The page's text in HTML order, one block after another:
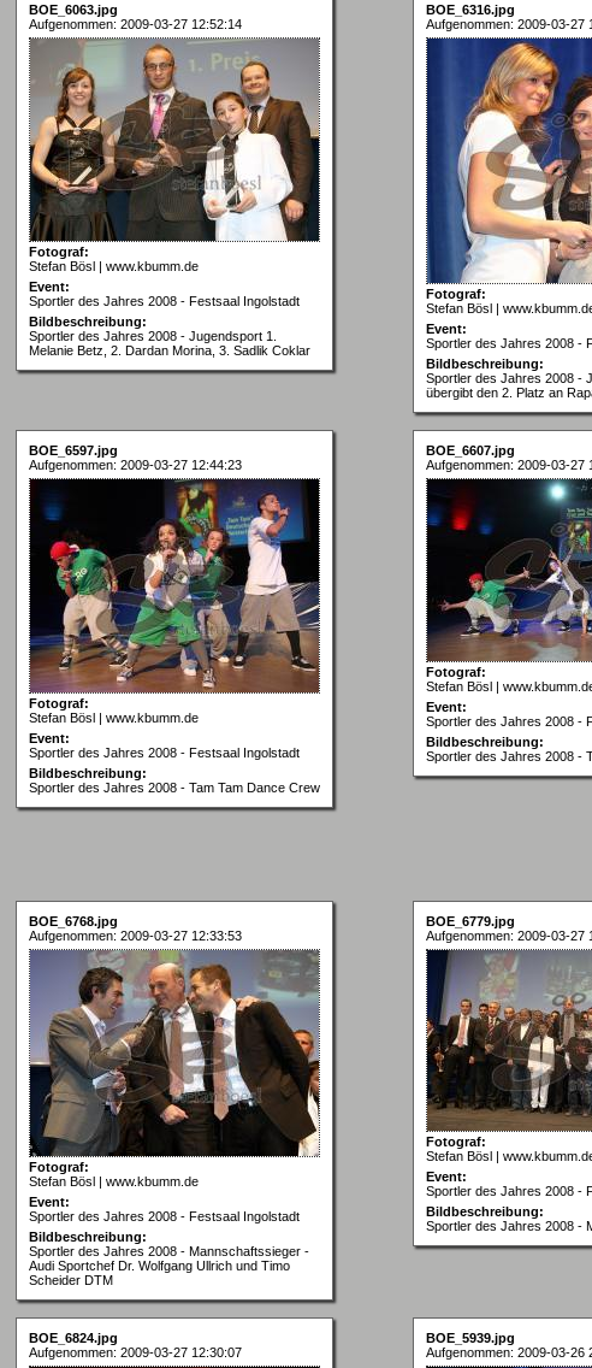
BOE_6063.jpg
Aufgenommen: 2009-03-27 12:52:14
Fotograf:
Stefan Bösl | www.kbumm.de
Event:
Sportler des Jahres 2008 - Festsaal Ingolstadt
Bildbeschreibung:
Sportler des Jahres 2008 - Jugendsport 1.
Melanie Betz, 2. Dardan Morina, 3. Sadlik Coklar
BOE_6316.jpg
Aufgenommen: 2009-03-27
Fotograf:
Stefan Bösl |
Event:
Sportler des Jahres 2008 -
Bildbeschreibung:
Sportler des Jahres 2008 -
übergibt den 2. Platz an
BOE_6597.jpg
Aufgenommen: 2009-03-27 12:44:23
Fotograf:
Stefan Bösl | www.kbumm.de
Event:
Sportler des Jahres 2008 - Festsaal Ingolstadt
Bildbeschreibung:
Sportler des Jahres 2008 - Tam Tam Dance Crew
BOE_6607.jpg
Aufgenommen: 2009-03-27
Fotograf:
Stefan Bösl |
Event:
Sportler des Jahres 2008 -
Bildbeschreibung:
Sportler des Jahres 2008 -
BOE_6768.jpg
Aufgenommen: 2009-03-27 12:33:53
Fotograf:
Stefan Bösl | www.kbumm.de
Event:
Sportler des Jahres 2008 - Festsaal Ingolstadt
Bildbeschreibung:
Sportler des Jahres 2008 - Mannschaftssieger -
Audi Sportchef Dr. Wolfgang Ullrich und Timo
Scheider DTM
BOE_6779.jpg
Aufgenommen: 2009-03-27
Fotograf:
Stefan Bösl |
Event:
Sportler des Jahres 2008 -
Bildbeschreibung:
Sportler des Jahres 2008 -
BOE_6824.jpg
Aufgenommen: 2009-03-27 12:30:07
BOE_5939.jpg
Aufgenommen: 2009-03-26